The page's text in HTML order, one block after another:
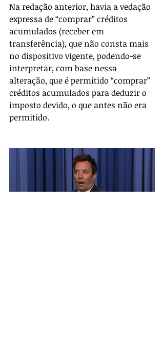
Na redação anterior, havia a vedação
expressa de “comprar” créditos
acumulados (receber em
transferência), que não consta mais
no dispositivo vigente, podendo-se
interpretar, com base nessa
alteração, que é permitido “comprar”
créditos acumulados para deduzir o
imposto devido, o que antes não era
permitido.